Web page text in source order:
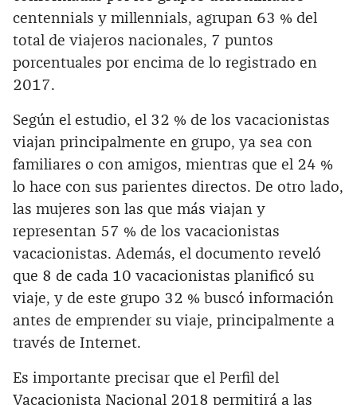
centennials y millennials, agrupan 63 % del
total de viajeros nacionales, 7 puntos
porcentuales por encima de lo registrado en
2017.
Según el estudio, el 32 % de los vacacionistas
viajan principalmente en grupo, ya sea con
familiares o con amigos, mientras que el 24 %
lo hace con sus parientes directos. De otro lado,
las mujeres son las que más viajan y
representan 57 % de los vacacionistas
vacacionistas. Además, el documento reveló
que 8 de cada 10 vacacionistas planificó su
viaje, y de este grupo 32 % buscó información
antes de emprender su viaje, principalmente a
través de Internet.
Es importante precisar que el Perfil del
Vacacionista Nacional 2018 permitirá a las